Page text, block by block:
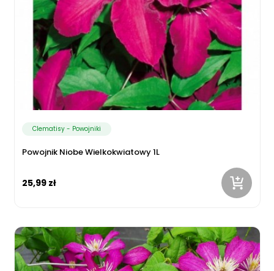
Clematisy - Powojniki
Powojnik Niobe Wielkokwiatowy 1L
25,99 zł